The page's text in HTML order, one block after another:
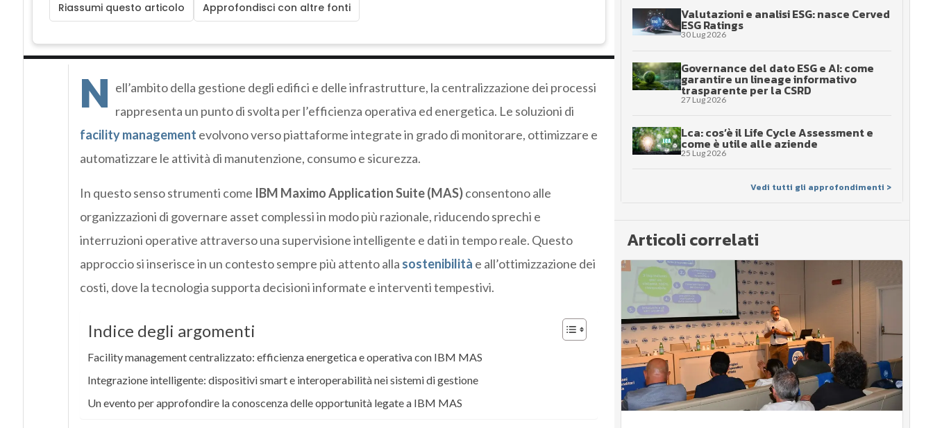
Riassumi questo articolo Approfondisci con altre fonti
N ell’ambito della gestione degli edifici e delle infrastrutture, la centralizzazione dei processi
rappresenta un punto di svolta per l’efficienza operativa ed energetica. Le soluzioni di
facility management evolvono verso piattaforme integrate in grado di monitorare, ottimizzare e
automatizzare le attività di manutenzione, consumo e sicurezza.
In questo senso strumenti come IBM Maximo Application Suite (MAS)consentono alle
organizzazioni di governare asset complessi in modo più razionale, riducendo sprechi e
interruzioni operative attraverso una supervisione intelligente e dati in tempo reale. Questo
approccio si inserisce in un contesto sempre più attento alla sostenibilità e all’ottimizzazione dei
costi, dove la tecnologia supporta decisioni informate e interventi tempestivi.
Indice degli argomenti
Facility management centralizzato: efficienza energetica e operativa con IBM MAS
Integrazione intelligente: dispositivi smart e interoperabilità nei sistemi di gestione
Un evento per approfondire la conoscenza delle opportunità legate a IBM MAS
Valutazioni e analisi ESG: nasce Cerved
ESG Ratings
30 Lug 2026
Governance del dato ESG e AI: come
garantire un lineage informativo
trasparente per la CSRD
27 Lug 2026
Lca: cos’è il Life Cycle Assessment e
come è utile alle aziende
25 Lug 2026
Vedi tutti gli approfondimenti >
Articoli correlati